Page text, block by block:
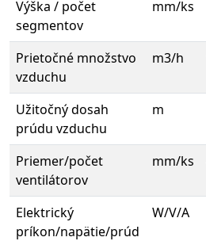
Výška / počet
segmentov
mm/ks
Prietočné množstvo
vzduchu
m3/h
Užitočný dosah
prúdu vzduchu
m
Priemer/počet
ventilátorov
mm/ks
Elektrický
príkon/napätie/prúd
W/V/A